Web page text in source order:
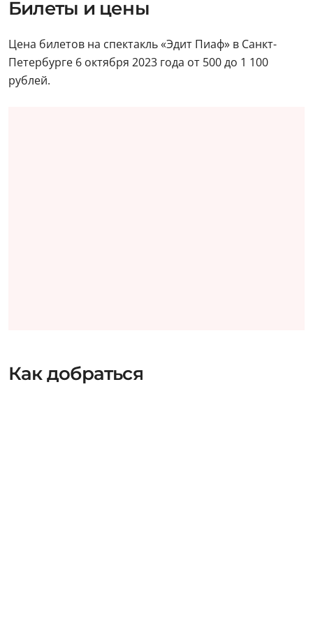
Билеты и цены
Цена билетов на спектакль «Эдит Пиаф» в Санкт-
Петербурге 6 октября 2023 года от 500 до 1 100
рублей.
Как добраться